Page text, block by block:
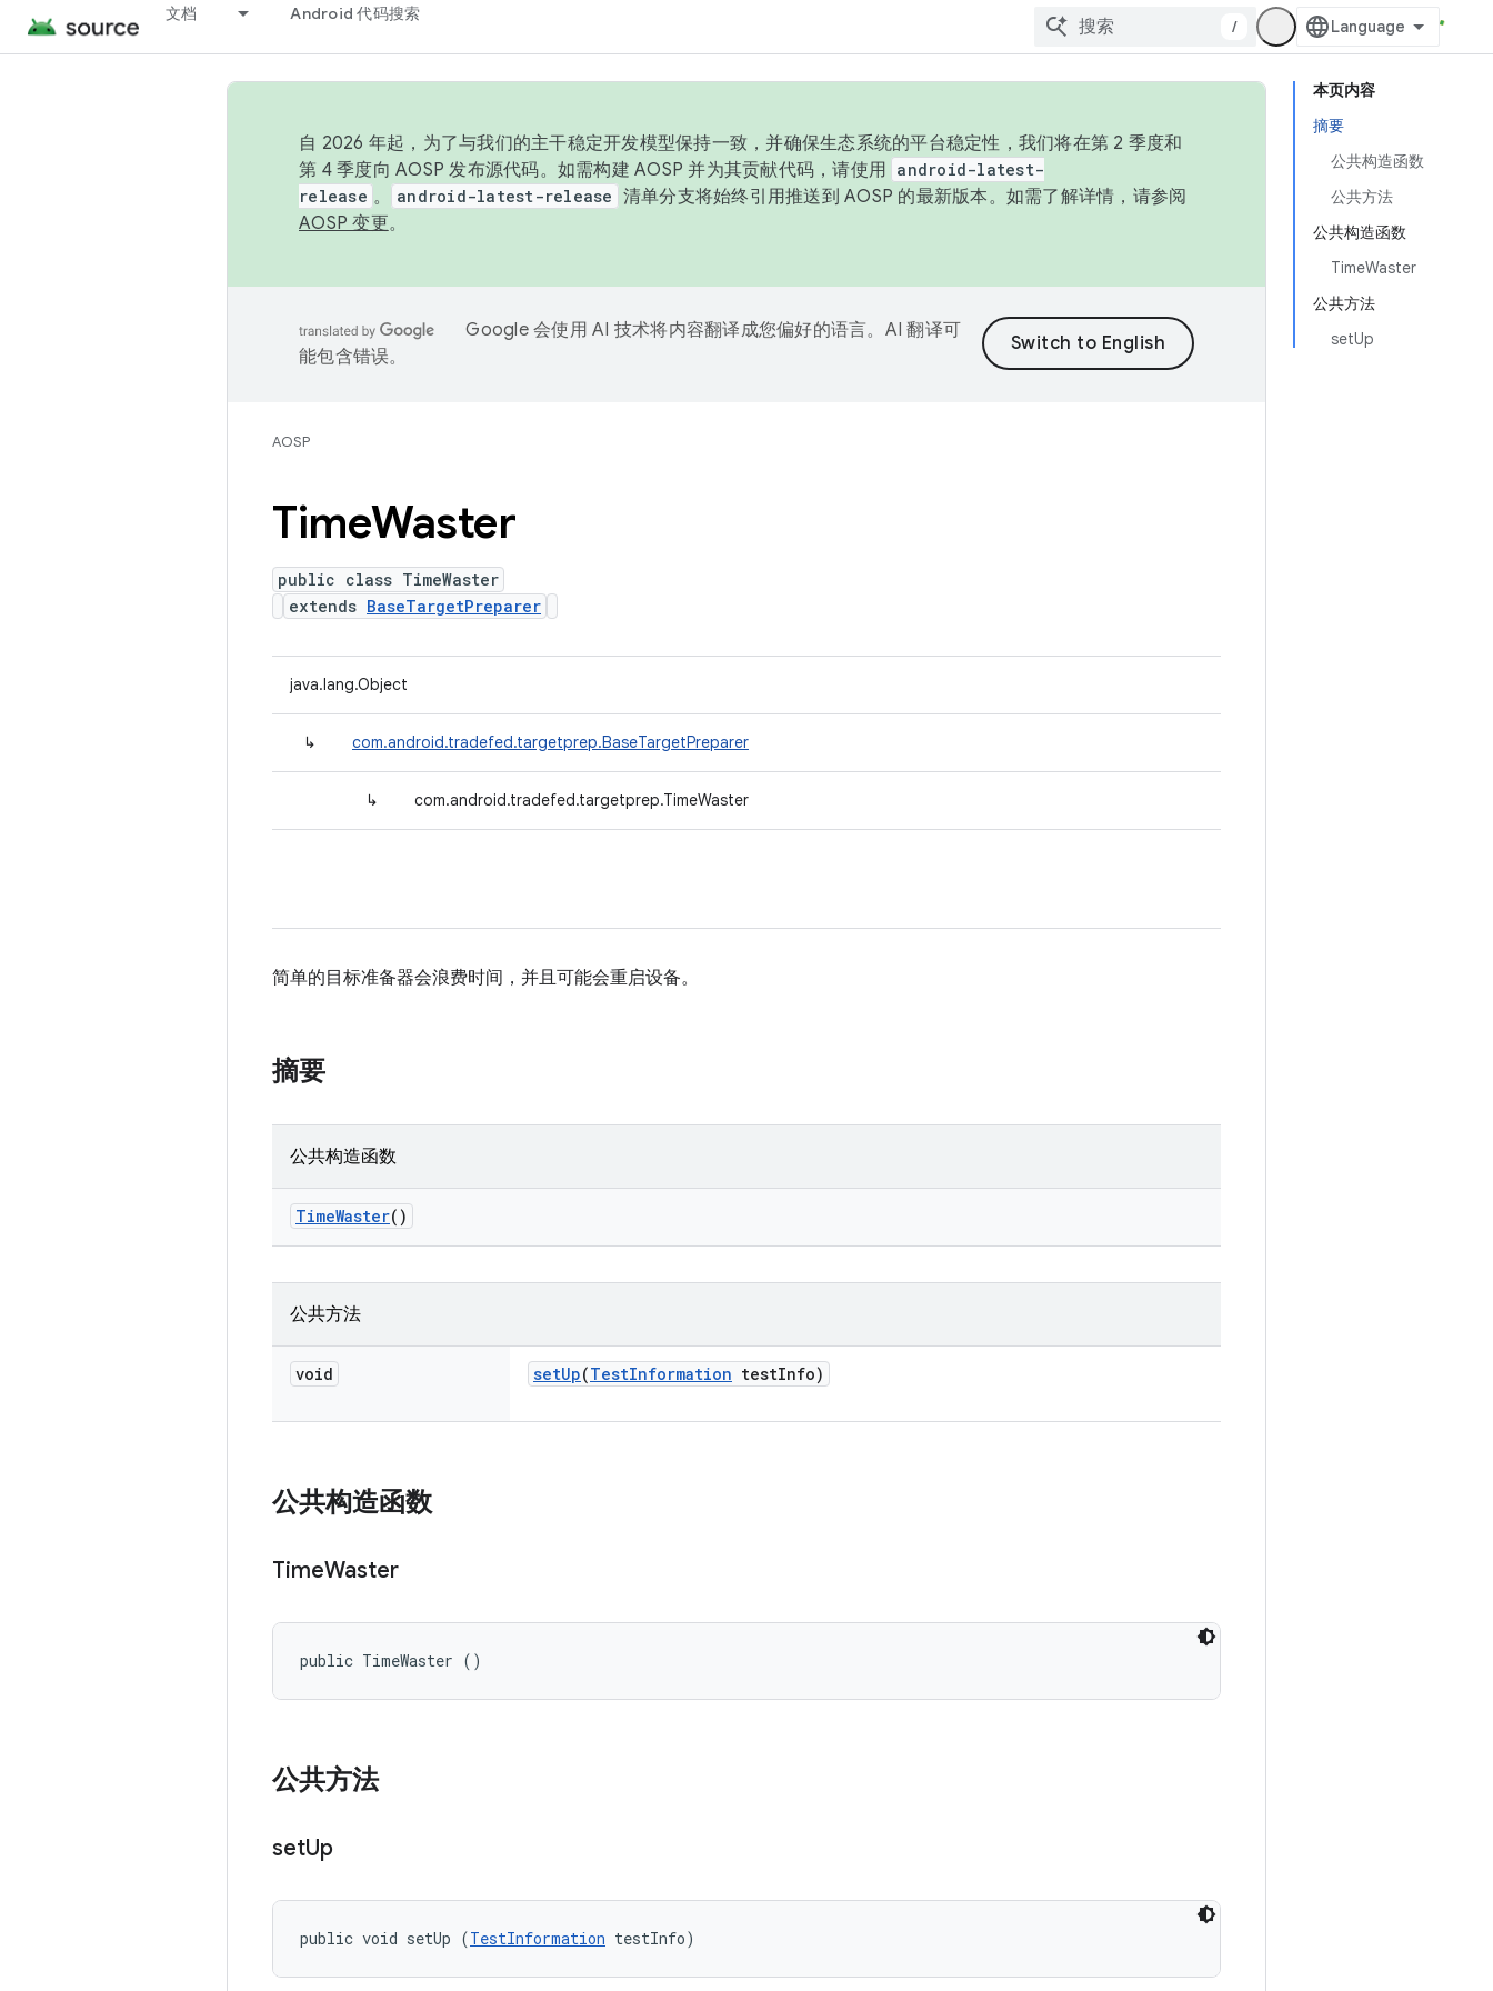
文档 Android 代码搜索
/
本页内容
摘要
公共构造函数
公共方法
公共构造函数
TimeWaster
公共方法
setUp
自 2026 年起，为了与我们的主干稳定开发模型保持一致，并确保生态系统的平台稳定性，我们将在第 2 季度和
第 4 季度向 AOSP 发布源代码。如需构建 AOSP 并为其贡献代码，请使用 android-latest-
release 。 android-latest-release 清单分支将始终引用推送到 AOSP 的最新版本。如需了解详情，请参阅
AOSP 变更。
Google 会使用 AI 技术将内容翻译成您偏好的语言。AI 翻译可
能包含错误。
AOSP
TimeWaster
public class TimeWaster
extends BaseTargetPreparer
java.lang.Object
↳ com.android.tradefed.targetprep.BaseTargetPreparer
↳ com.android.tradefed.targetprep.TimeWaster
简单的目标准备器会浪费时间，并且可能会重启设备。
摘要
公共构造函数
TimeWaster()
公共方法
void setUp(TestInformation testInfo)
公共构造函数
TimeWaster
public TimeWaster ()
公共方法
setUp
public void setUp (TestInformation testInfo)